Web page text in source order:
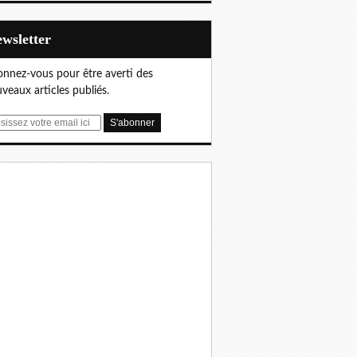
vous pour être averti des
articles publiés.